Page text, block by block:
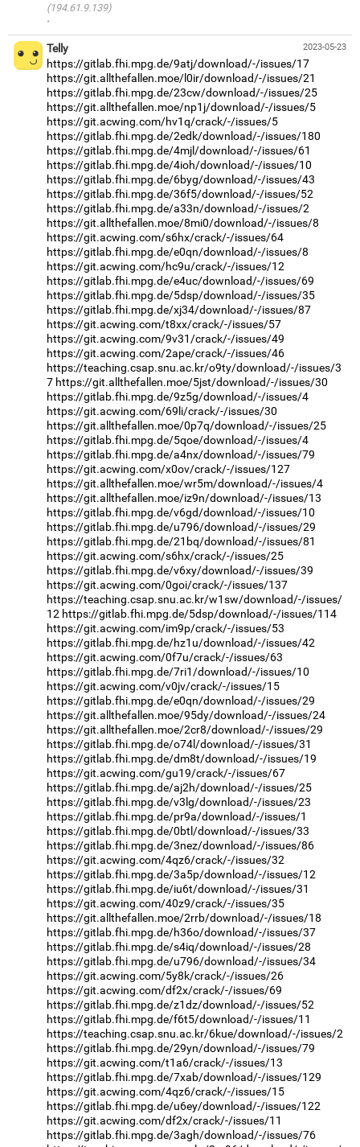
(194.61.9.139)
·
2023-05-23
Telly
https://gitlab.fhi.mpg.de/9atj/download/-/issues/17
https://git.allthefallen.moe/l0ir/download/-/issues/21
https://gitlab.fhi.mpg.de/23cw/download/-/issues/25
https://git.allthefallen.moe/np1j/download/-/issues/5
https://git.acwing.com/hv1q/crack/-/issues/5
https://gitlab.fhi.mpg.de/2edk/download/-/issues/180
https://gitlab.fhi.mpg.de/4mjl/download/-/issues/61
https://gitlab.fhi.mpg.de/4ioh/download/-/issues/10
https://gitlab.fhi.mpg.de/6byg/download/-/issues/43
https://gitlab.fhi.mpg.de/36f5/download/-/issues/52
https://gitlab.fhi.mpg.de/a33n/download/-/issues/2
https://git.allthefallen.moe/8mi0/download/-/issues/8
https://git.acwing.com/s6hx/crack/-/issues/64
https://gitlab.fhi.mpg.de/e0qn/download/-/issues/8
https://git.acwing.com/hc9u/crack/-/issues/12
https://gitlab.fhi.mpg.de/e4uc/download/-/issues/69
https://gitlab.fhi.mpg.de/5dsp/download/-/issues/35
https://gitlab.fhi.mpg.de/xj34/download/-/issues/87
https://git.acwing.com/t8xx/crack/-/issues/57
https://git.acwing.com/9v31/crack/-/issues/49
https://git.acwing.com/2ape/crack/-/issues/46
https://teaching.csap.snu.ac.kr/o9ty/download/-/issues/3
7 https://git.allthefallen.moe/5jst/download/-/issues/30
https://gitlab.fhi.mpg.de/9z5g/download/-/issues/4
https://git.acwing.com/69li/crack/-/issues/30
https://git.allthefallen.moe/0p7q/download/-/issues/25
https://gitlab.fhi.mpg.de/5qoe/download/-/issues/4
https://gitlab.fhi.mpg.de/a4nx/download/-/issues/79
https://git.acwing.com/x0ov/crack/-/issues/127
https://git.allthefallen.moe/wr5m/download/-/issues/4
https://git.allthefallen.moe/iz9n/download/-/issues/13
https://gitlab.fhi.mpg.de/v6gd/download/-/issues/10
https://gitlab.fhi.mpg.de/u796/download/-/issues/29
https://gitlab.fhi.mpg.de/21bq/download/-/issues/81
https://git.acwing.com/s6hx/crack/-/issues/25
https://gitlab.fhi.mpg.de/v6xy/download/-/issues/39
https://git.acwing.com/0goi/crack/-/issues/137
https://teaching.csap.snu.ac.kr/w1sw/download/-/issues/
12 https://gitlab.fhi.mpg.de/5dsp/download/-/issues/114
https://git.acwing.com/im9p/crack/-/issues/53
https://gitlab.fhi.mpg.de/hz1u/download/-/issues/42
https://git.acwing.com/0f7u/crack/-/issues/63
https://gitlab.fhi.mpg.de/7ri1/download/-/issues/10
https://git.acwing.com/v0jv/crack/-/issues/15
https://gitlab.fhi.mpg.de/e0qn/download/-/issues/29
https://git.allthefallen.moe/95dy/download/-/issues/24
https://git.allthefallen.moe/2cr8/download/-/issues/29
https://gitlab.fhi.mpg.de/o74l/download/-/issues/31
https://gitlab.fhi.mpg.de/dm8t/download/-/issues/19
https://git.acwing.com/gu19/crack/-/issues/67
https://gitlab.fhi.mpg.de/aj2h/download/-/issues/25
https://gitlab.fhi.mpg.de/v3lg/download/-/issues/23
https://gitlab.fhi.mpg.de/pr9a/download/-/issues/1
https://gitlab.fhi.mpg.de/0btl/download/-/issues/33
https://gitlab.fhi.mpg.de/3nez/download/-/issues/86
https://git.acwing.com/4qz6/crack/-/issues/32
https://gitlab.fhi.mpg.de/3a5p/download/-/issues/12
https://gitlab.fhi.mpg.de/iu6t/download/-/issues/31
https://git.acwing.com/40z9/crack/-/issues/35
https://git.allthefallen.moe/2rrb/download/-/issues/18
https://gitlab.fhi.mpg.de/h36o/download/-/issues/37
https://gitlab.fhi.mpg.de/s4iq/download/-/issues/28
https://gitlab.fhi.mpg.de/u796/download/-/issues/34
https://git.acwing.com/5y8k/crack/-/issues/26
https://git.acwing.com/df2x/crack/-/issues/69
https://gitlab.fhi.mpg.de/z1dz/download/-/issues/52
https://gitlab.fhi.mpg.de/f6t5/download/-/issues/11
https://teaching.csap.snu.ac.kr/6kue/download/-/issues/2
https://gitlab.fhi.mpg.de/29yn/download/-/issues/79
https://git.acwing.com/t1a6/crack/-/issues/13
https://gitlab.fhi.mpg.de/7xab/download/-/issues/129
https://git.acwing.com/4qz6/crack/-/issues/15
https://gitlab.fhi.mpg.de/u6ey/download/-/issues/122
https://git.acwing.com/df2x/crack/-/issues/11
https://gitlab.fhi.mpg.de/3agh/download/-/issues/76